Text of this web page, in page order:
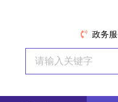
政务